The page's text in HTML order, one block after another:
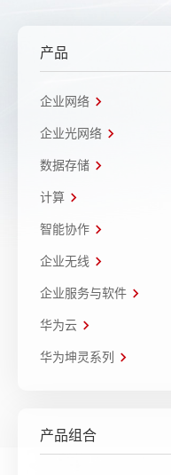
产品
企业网络
企业光网络
数据存储
计算
智能协作
企业无线
企业服务与软件
华为云
华为坤灵系列
产品组合